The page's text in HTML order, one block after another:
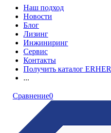
Наш подход
Новости
Блог
Лизинг
Инжиниринг
Сервис
Контакты
Получить каталог ERHER
...
Сравнение0